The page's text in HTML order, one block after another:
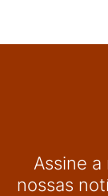
Assine
nossas